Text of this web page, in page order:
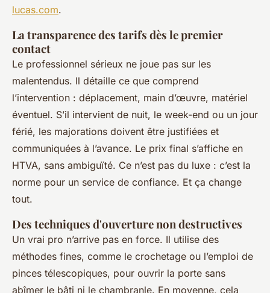
lucas.com.
La transparence des tarifs dès le premier
contact
Le professionnel sérieux ne joue pas sur les
malentendus. Il détaille ce que comprend
l’intervention : déplacement, main d’œuvre, matériel
éventuel. S’il intervient de nuit, le week-end ou un jour
férié, les majorations doivent être justifiées et
communiquées à l’avance. Le prix final s’affiche en
HTVA, sans ambiguïté. Ce n’est pas du luxe : c’est la
norme pour un service de confiance. Et ça change
tout.
Des techniques d'ouverture non destructives
Un vrai pro n’arrive pas en force. Il utilise des
méthodes fines, comme le crochetage ou l’emploi de
pinces télescopiques, pour ouvrir la porte sans
abîmer le bâti ni le chambranle. En moyenne, cela